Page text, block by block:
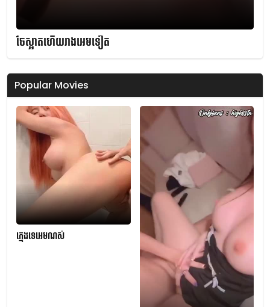
ចែស្អាតហើយរាងអេមទៀត
Popular Movies
ក្មេងទេអេមណស់